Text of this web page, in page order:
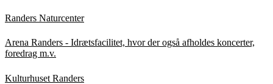
Randers Naturcenter
Arena Randers - Idrætsfacilitet, hvor der også afholdes koncerter,
foredrag m.v.
Kulturhuset Randers